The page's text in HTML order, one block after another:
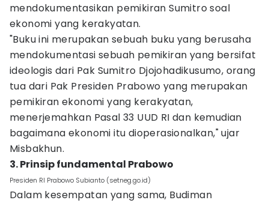
mendokumentasikan pemikiran Sumitro soal
ekonomi yang kerakyatan.
"Buku ini merupakan sebuah buku yang berusaha
mendokumentasi sebuah pemikiran yang bersifat
ideologis dari Pak Sumitro Djojohadikusumo, orang
tua dari Pak Presiden Prabowo yang merupakan
pemikiran ekonomi yang kerakyatan,
menerjemahkan Pasal 33 UUD RI dan kemudian
bagaimana ekonomi itu dioperasionalkan," ujar
Misbakhun.
3. Prinsip fundamental Prabowo
Presiden RI Prabowo Subianto (setneg.go.id)
Dalam kesempatan yang sama, Budiman